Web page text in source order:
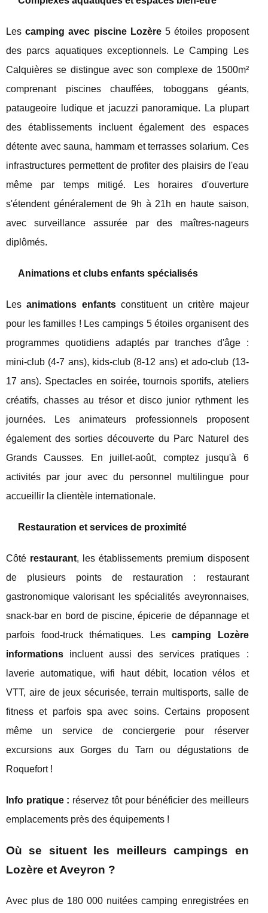
Lescamping avec piscine Lozère5 étoiles proposent
des parcs aquatiques exceptionnels. Le Camping Les
Calquières se distingue avec son complexe de 1500m²
comprenant piscines chauffées, toboggans géants,
pataugeoire ludique et jacuzzi panoramique. La plupart
des établissements incluent également des espaces
détente avec sauna, hammam et terrasses solarium. Ces
infrastructures permettent de profiter des plaisirs de l'eau
même par temps mitigé. Les horaires d'ouverture
s'étendent généralement de 9h à 21h en haute saison,
avec surveillance assurée par des maîtres-nageurs
diplômés.
Animations et clubs enfants spécialisés
Lesanimations enfantsconstituent un critère majeur
pour les familles ! Les campings 5 étoiles organisent des
programmes quotidiens adaptés par tranches d'âge :
mini-club (4-7 ans), kids-club (8-12 ans) et ado-club (13-
17 ans). Spectacles en soirée, tournois sportifs, ateliers
créatifs, chasses au trésor et disco junior rythment les
journées. Les animateurs professionnels proposent
également des sorties découverte du Parc Naturel des
Grands Causses. En juillet-août, comptez jusqu'à 6
activités par jour avec du personnel multilingue pour
accueillir la clientèle internationale.
Restauration et services de proximité
Côté restaurant, les établissements premium disposent
de plusieurs points de restauration : restaurant
gastronomique valorisant les spécialités aveyronnaises,
snack-bar en bord de piscine, épicerie de dépannage et
parfois food-truck thématiques. Lescamping Lozère
informations incluent aussi des services pratiques :
laverie automatique, wifi haut débit, location vélos et
VTT, aire de jeux sécurisée, terrain multisports, salle de
fitness et parfois spa avec soins. Certains proposent
même un service de conciergerie pour réserver
excursions aux Gorges du Tarn ou dégustations de
Roquefort !
Info pratique : réservez tôt pour bénéficier des meilleurs
emplacements près des équipements !
Où se situent les meilleurs campings en
Lozère et Aveyron ?
Avec plus de 180 000 nuitées camping enregistrées en